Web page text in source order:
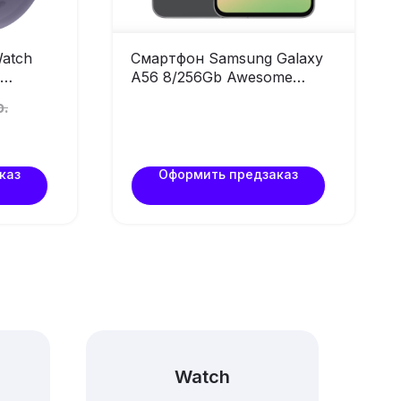
L
Смартфон Samsung Galaxy
A56 8/256Gb Awesome
Оформить предзаказ
Watch